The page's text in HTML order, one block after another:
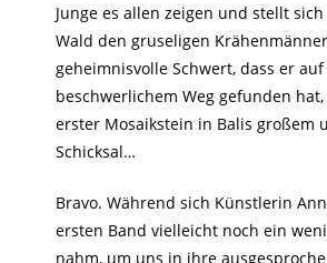
Junge es allen zeigen und stellt
Wald den gruseligen
geheimnisvolle Schwert, dass er
beschwerlichem Weg gefunden
erster Mosaikstein in Balis großem
Schicksal…
Bravo. Während sich Künstlerin
ersten Band vielleicht noch ein
nahm, um uns in ihre